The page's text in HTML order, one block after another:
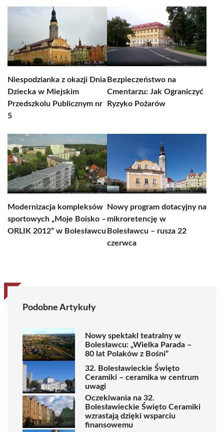
Niespodzianka z okazji Dnia
Dziecka w Miejskim
Przedszkolu Publicznym nr
5
Bezpieczeństwo na
Cmentarzu: Jak Ograniczyć
Ryzyko Pożarów
Modernizacja kompleksów
sportowych „Moje Boisko –
ORLIK 2012” w Bolesławcu
Nowy program dotacyjny na
mikroretencję w
Bolesławcu – rusza 22
czerwca
Podobne Artykuły
Nowy spektakl teatralny w
Bolesławcu: „Wielka Parada –
80 lat Polaków z Bośni”
32. Bolesławieckie Święto
Ceramiki – ceramika w centrum
uwagi
Oczekiwania na 32.
Bolesławieckie Święto Ceramiki
wzrastają dzięki wsparciu
finansowemu